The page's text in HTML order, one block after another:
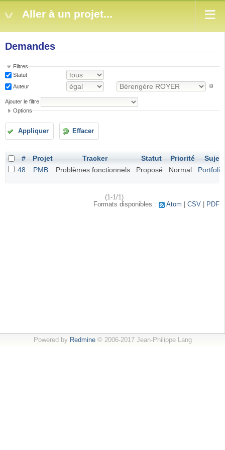
Aller à un projet...
Demandes
Filtres
Statut
Auteur
Ajouter le filtre
Options
Appliquer Effacer
# Projet Tracker Statut Priorité
Sujet
48
PMB Problèmes fonctionnels Proposé Normal Portfolio
(1-1/1)
Formats disponibles :
Atom CSV PDF
Powered by Redmine© 2006-2017 Jean-Philippe Lang